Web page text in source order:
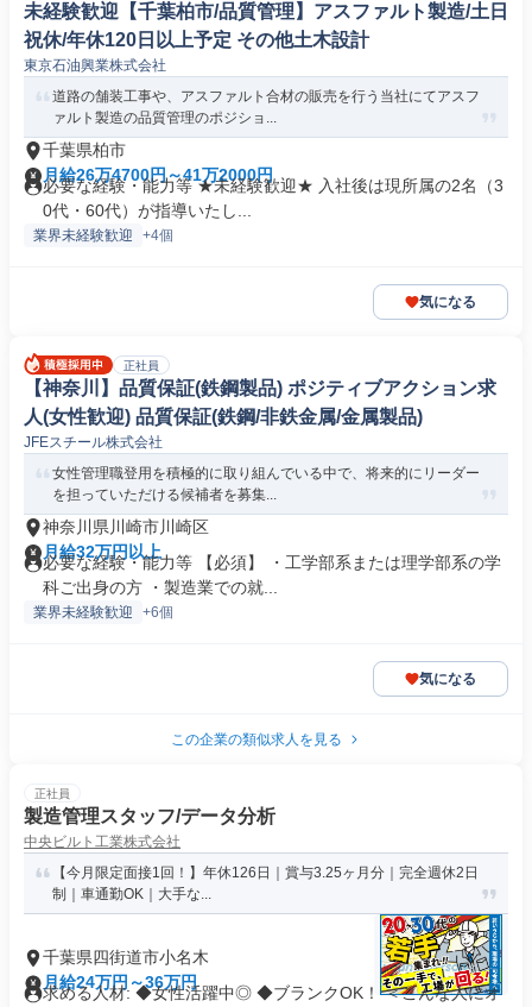
未経験歓迎【千葉柏市/品質管理】アスファルト製造/土日
祝休/年休120日以上予定 その他土木設計
東京石油興業株式会社
道路の舗装工事や、アスファルト合材の販売を行う当社にてアスフ
ァルト製造の品質管理のポジショ...
千葉県柏市
月給26万4700円～41万2000円
必要な経験・能力等 ★未経験歓迎★ 入社後は現所属の2名（3
0代・60代）が指導いたし...
業界未経験歓迎 +4個
気になる
正社員
【神奈川】品質保証(鉄鋼製品) ポジティブアクション求
人(女性歓迎) 品質保証(鉄鋼/非鉄金属/金属製品)
JFEスチール株式会社
女性管理職登用を積極的に取り組んでいる中で、将来的にリーダー
を担っていただける候補者を募集...
神奈川県川崎市川崎区
月給32万円以上
必要な経験・能力等 【必須】 ・工学部系または理学部系の学
科ご出身の方 ・製造業での就...
業界未経験歓迎 +6個
気になる
この企業の類似求人を見る
正社員
製造管理スタッフ/データ分析
中央ビルト工業株式会社
【今月限定面接1回！】年休126日｜賞与3.25ヶ月分｜完全週休2日
制｜車通勤OK｜大手な...
千葉県四街道市小名木
月給24万円～36万円
求める人材: ◆女性活躍中◎ ◆ブランクOK！ ＜こんな人にオ